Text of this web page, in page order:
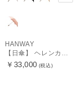
HANWAY
￥33,000 (税込)